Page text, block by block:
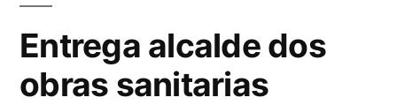
Entrega alcalde dos
obras sanitarias